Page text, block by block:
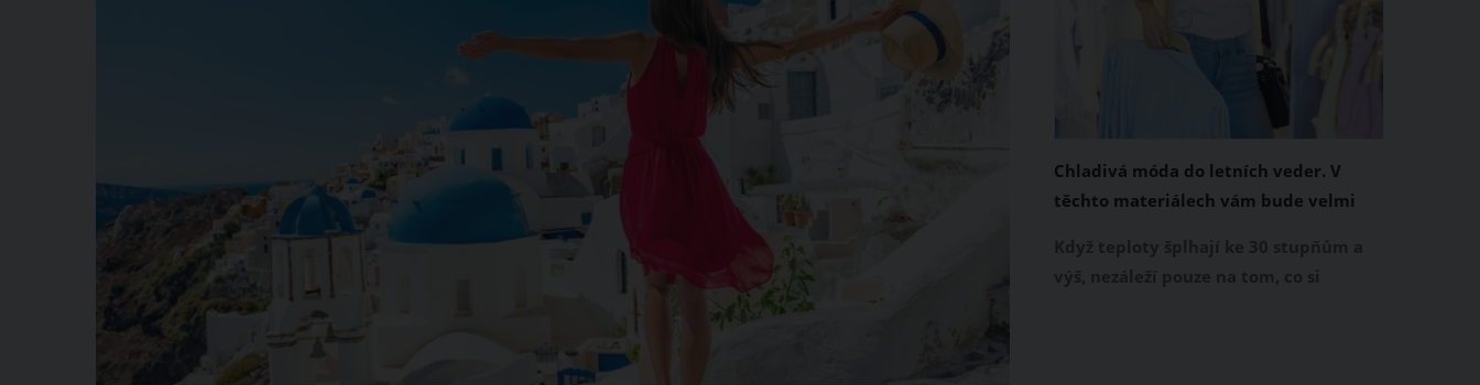
Chladivá móda do letních veder. V
těchto materiálech vám bude velmi